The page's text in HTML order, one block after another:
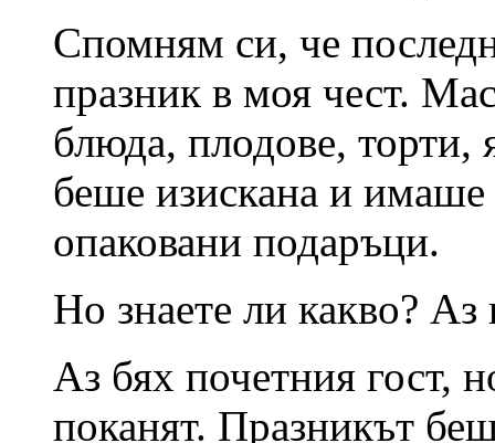
Спомням си, че
празник в моя чест.
блюда, плодове, торти,
беше изискана и
опаковани подаръци.
Но знаете ли какво? Аз
Аз бях почетния гост,
поканят. Празникът